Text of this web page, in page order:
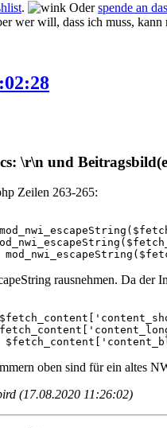
. Oderspende an
wer will, dass ich muss, kann
\r\n und
Zeilen 263-265:
rausnehmen. Da der
oben sind für ein altes
(17.08.2020 11:26:02)